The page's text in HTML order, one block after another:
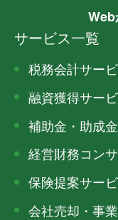
サービス一覧
税務会計サー
融資獲得サー
補助金・助成
経営財務コン
保険提案サー
会社売却・事